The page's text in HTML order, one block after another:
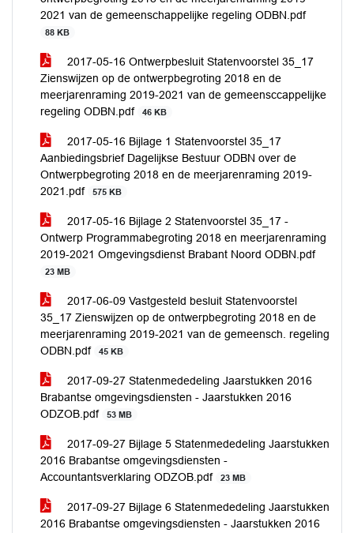
2021 van de gemeenschappelijke regeling ODBN.pdf
88 KB
2017-05-16 Ontwerpbesluit Statenvoorstel 35_17
Zienswijzen op de ontwerpbegroting 2018 en de
meerjarenraming 2019-2021 van de gemeensccappelijke
regeling ODBN.pdf
46 KB
2017-05-16 Bijlage 1 Statenvoorstel 35_17
Aanbiedingsbrief Dagelijkse Bestuur ODBN over de
Ontwerpbegroting 2018 en de meerjarenraming 2019-
2021.pdf
575 KB
2017-05-16 Bijlage 2 Statenvoorstel 35_17 -
Ontwerp Programmabegroting 2018 en meerjarenraming
2019-2021 Omgevingsdienst Brabant Noord ODBN.pdf
23 MB
2017-06-09 Vastgesteld besluit Statenvoorstel
35_17 Zienswijzen op de ontwerpbegroting 2018 en de
meerjarenraming 2019-2021 van de gemeensch. regeling
ODBN.pdf
45 KB
2017-09-27 Statenmededeling Jaarstukken 2016
Brabantse omgevingsdiensten - Jaarstukken 2016
ODZOB.pdf
53 MB
2017-09-27 Bijlage 5 Statenmededeling Jaarstukken
2016 Brabantse omgevingsdiensten -
Accountantsverklaring ODZOB.pdf
23 MB
2017-09-27 Bijlage 6 Statenmededeling Jaarstukken
2016 Brabantse omgevingsdiensten - Jaarstukken 2016